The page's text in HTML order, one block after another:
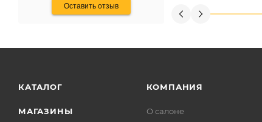
Оставить отзыв
КАТАЛОГ
МАГАЗИНЫ
КОМПАНИЯ
О салоне